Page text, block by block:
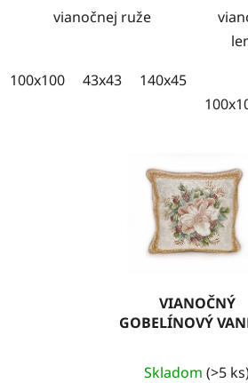
vianočnej ruže
100x100 43x43 140x45
VIANOČNÝ
GOBELÍNOVÝ
OZDOBNOU
Skladom (>5